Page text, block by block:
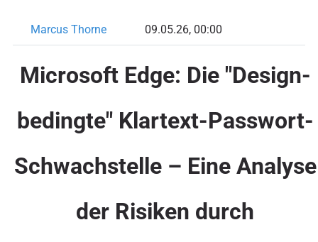
Marcus Thorne 09.05.26, 00:00
Microsoft Edge: Die "Design-
bedingte" Klartext-Passwort-
Schwachstelle – Eine Analyse
der Risiken durch